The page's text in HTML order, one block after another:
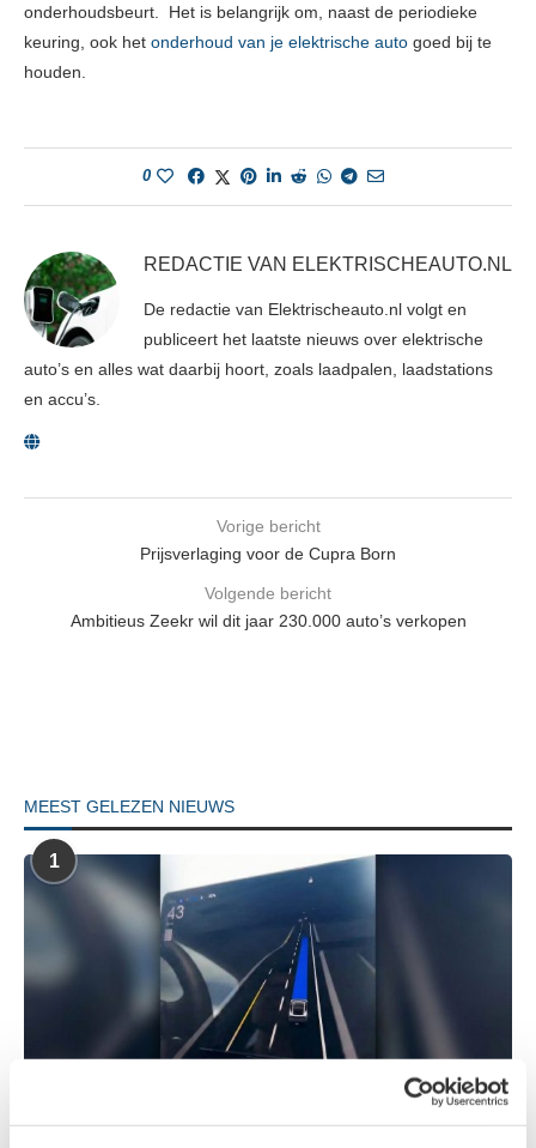
onderhoudsbeurt. Het is belangrijk om, naast de periodieke
keuring, ook het onderhoud van je elektrische auto goed bij te
houden.
0
REDACTIE VAN ELEKTRISCHEAUTO.NL
De redactie van Elektrischeauto.nl volgt en
publiceert het laatste nieuws over elektrische
auto’s en alles wat daarbij hoort, zoals laadpalen, laadstations
en accu’s.
Vorige bericht
Prijsverlaging voor de Cupra Born
Volgende bericht
Ambitieus Zeekr wil dit jaar 230.000 auto’s verkopen
MEEST GELEZEN NIEUWS
1